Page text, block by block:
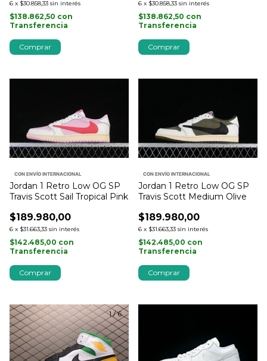
6 x $30.858,33 sin interés
$138.862,50 con
Transferencia
Comprar
6 x $30.858,33 sin interés
$138.862,50 con
Transferencia
Comprar
CON ENVÍO INTERNACIONAL
Jordan 1 Retro Low OG SP
Travis Scott Sail Tropical Pink
$189.980,00
6 x $31.663,33 sin interés
$142.485,00 con
Transferencia
Comprar
CON ENVÍO INTERNACIONAL
Jordan 1 Retro Low OG SP
Travis Scott Medium Olive
$189.980,00
6 x $31.663,33 sin interés
$142.485,00 con
Transferencia
Comprar
1/6